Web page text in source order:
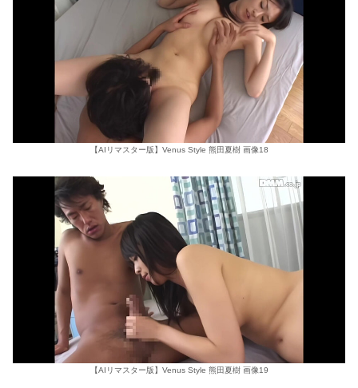
【AIリマスター版】Venus Style 熊田夏樹 画像18
【AIリマスター版】Venus Style 熊田夏樹 画像19